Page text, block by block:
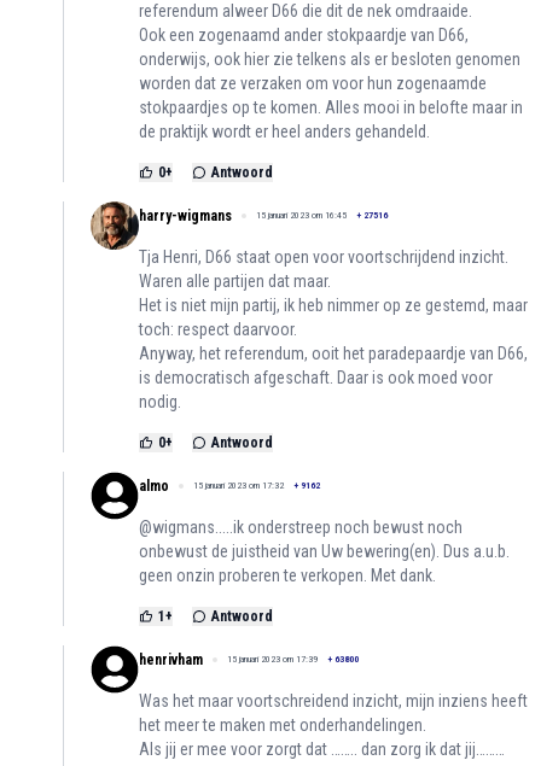
referendum alweer D66 die dit de nek omdraaide.
Ook een zogenaamd ander stokpaardje van D66,
onderwijs, ook hier zie telkens als er besloten genomen
worden dat ze verzaken om voor hun zogenaamde
stokpaardjes op te komen. Alles mooi in belofte maar in
de praktijk wordt er heel anders gehandeld.
0+ Antwoord
harry-wigmans 15 januari 2023 om 16:45 + 27516
Tja Henri, D66 staat open voor voortschrijdend inzicht.
Waren alle partijen dat maar.
Het is niet mijn partij, ik heb nimmer op ze gestemd, maar
toch: respect daarvoor.
Anyway, het referendum, ooit het paradepaardje van D66,
is democratisch afgeschaft. Daar is ook moed voor
nodig.
0+ Antwoord
almo 15 januari 2023 om 17:32 + 9162
@wigmans.....ik onderstreep noch bewust noch
onbewust de juistheid van Uw bewering(en). Dus a.u.b.
geen onzin proberen te verkopen. Met dank.
1 + Antwoord
henrivham 15 januari 2023 om 17:39 + 63800
Was het maar voortschreidend inzicht, mijn inziens heeft
het meer te maken met onderhandelingen.
Als jij er mee voor zorgt dat …….. dan zorg ik dat jij………